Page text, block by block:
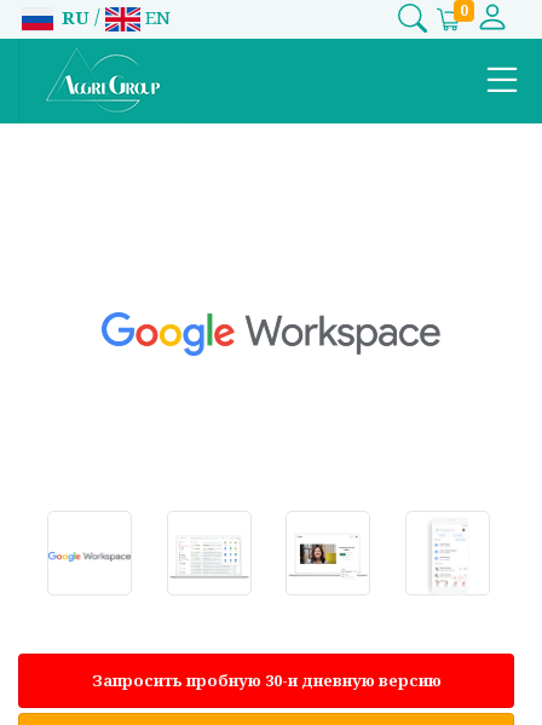
RU / EN 0
Запросить пробную 30-и дневную версию